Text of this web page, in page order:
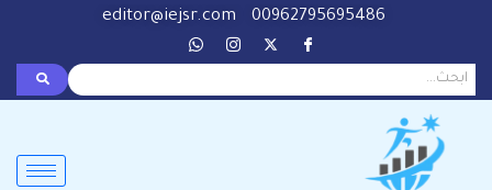
المحتوى
00962795695486
editor@iejsr.com